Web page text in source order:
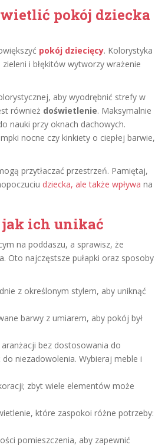
pokój dziecka
pokój dziecięcy. Kolorystyka
i błękitów wytworzy wrażenie
aby wyodrębnić strefy w
również doświetlenie. Maksymalnie
nauki przy oknach dachowych.
nocne czy kinkiety o ciepłej barwie,
przytłaczać przestrzeń. Pamiętaj,
dziecka, ale także wpływa na
jak ich unikać
na poddaszu, a sprawisz, że
Oto najczęstsze pułapki oraz sposoby
z określonym stylem, aby uniknąć
barwy z umiarem, aby pokój był
bez dostosowania do
niezadowolenia. Wybieraj meble i
zbyt wiele elementów może
które zaspokoi różne potrzeby:
pomieszczenia, aby zapewnić